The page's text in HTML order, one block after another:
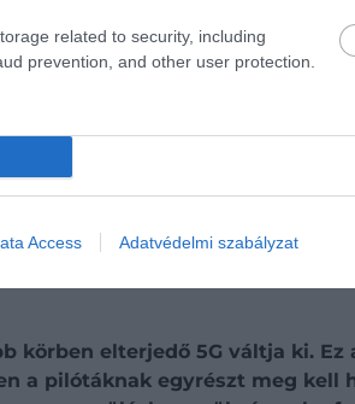
related to security, including
prevention, and other user protection.
Access Adatvédelmi szabályzat
körben elterjedő 5G váltja ki.
a pilótáknak egyrészt meg kell